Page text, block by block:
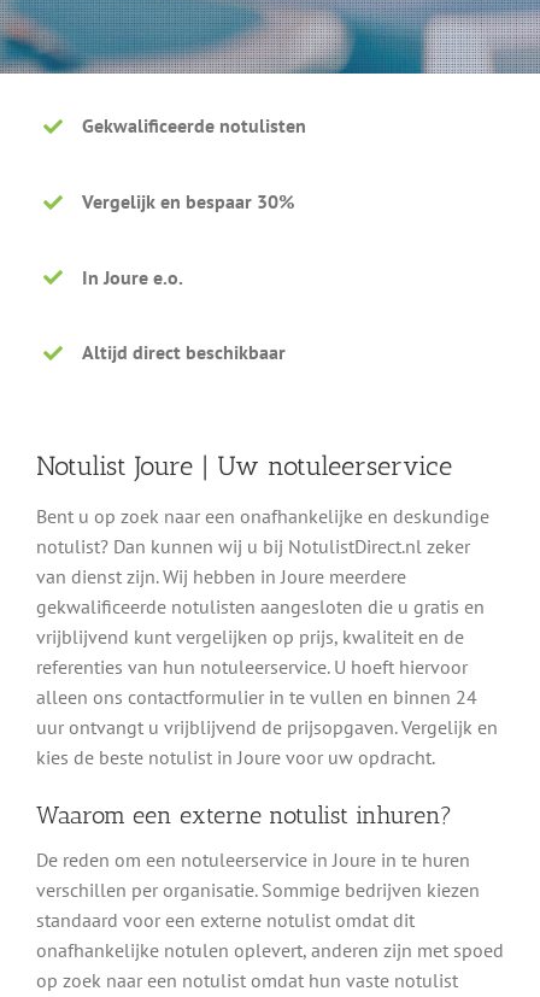
Gekwalificeerde notulisten
Vergelijk en bespaar 30%
In Joure e.o.
Altijd direct beschikbaar
Notulist Joure | Uw notuleerservice
Bent u op zoek naar een onafhankelijke en deskundige
notulist? Dan kunnen wij u bij NotulistDirect.nl zeker
van dienst zijn. Wij hebben in Joure meerdere
gekwalificeerde notulisten aangesloten die u gratis en
vrijblijvend kunt vergelijken op prijs, kwaliteit en de
referenties van hun notuleerservice. U hoeft hiervoor
alleen ons contactformulier in te vullen en binnen 24
uur ontvangt u vrijblijvend de prijsopgaven. Vergelijk en
kies de beste notulist in Joure voor uw opdracht.
Waarom een externe notulist inhuren?
De reden om een notuleerservice in Joure in te huren
verschillen per organisatie. Sommige bedrijven kiezen
standaard voor een externe notulist omdat dit
onafhankelijke notulen oplevert, anderen zijn met spoed
op zoek naar een notulist omdat hun vaste notulist